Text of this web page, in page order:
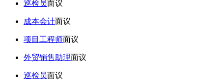
巡检员面议
成本会计面议
项目工程师面议
外贸销售助理面议
巡检员面议